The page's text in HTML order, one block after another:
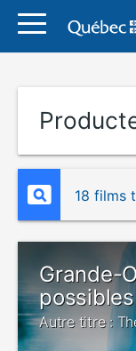
18 films
Grande-
possibles
Autre titre :